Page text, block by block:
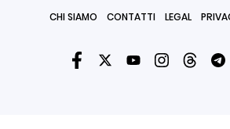
CHI SIAMO CONTATTI LEGAL